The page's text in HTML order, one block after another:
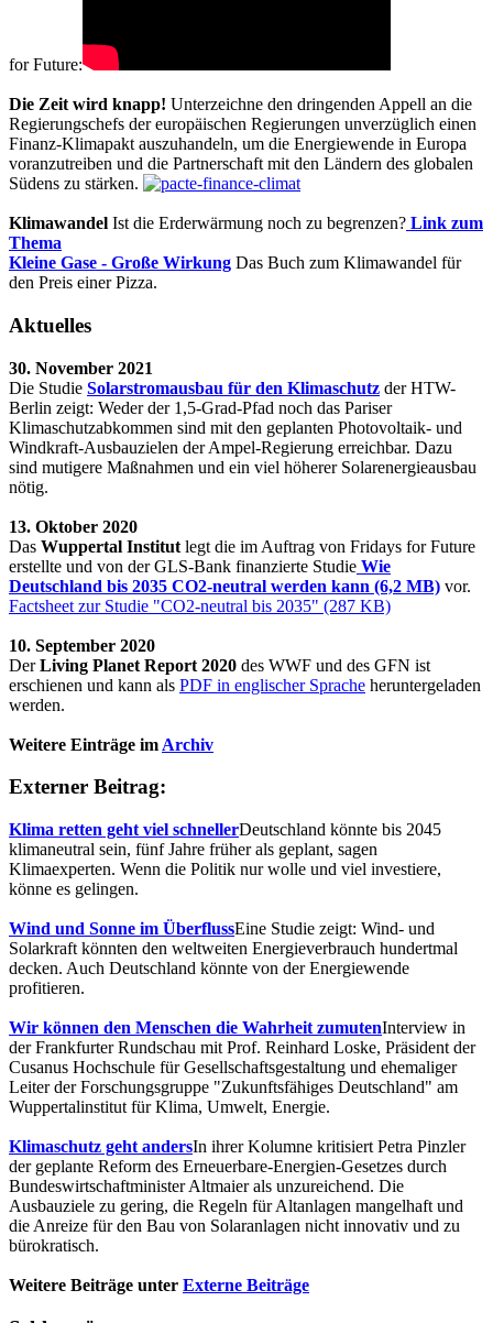
for Future:
Die Zeit wird knapp! Unterzeichne den dringenden Appell an die
Regierungschefs der europäischen Regierungen unverzüglich einen
Finanz-Klimapakt auszuhandeln, um die Energiewende in Europa
voranzutreiben und die Partnerschaft mit den Ländern des globalen
Südens zu stärken.
Klimawandel Ist die Erderwärmung noch zu begrenzen? Link zum
Thema
Kleine Gase - Große Wirkung Das Buch zum Klimawandel für
den Preis einer Pizza.
Aktuelles
30. November 2021
Die Studie Solarstromausbau für den Klimaschutz der HTW-
Berlin zeigt: Weder der 1,5-Grad-Pfad noch das Pariser
Klimaschutzabkommen sind mit den geplanten Photovoltaik- und
Windkraft-Ausbauzielen der Ampel-Regierung erreichbar. Dazu
sind mutigere Maßnahmen und ein viel höherer Solarenergieausbau
nötig.
13. Oktober 2020
Das Wuppertal Institut legt die im Auftrag von Fridays for Future
erstellte und von der GLS-Bank finanzierte Studie Wie
Deutschland bis 2035 CO2-neutral werden kann (6,2 MB) vor.
Factsheet zur Studie "CO2-neutral bis 2035" (287 KB)
10. September 2020
DerLiving Planet Report 2020 des WWF und des GFN ist
erschienen und kann als PDF in englischer Sprache heruntergeladen
werden.
Weitere Einträge im Archiv
Externer Beitrag:
Klima retten geht viel schnellerDeutschland könnte bis 2045
klimaneutral sein, fünf Jahre früher als geplant, sagen
Klimaexperten. Wenn die Politik nur wolle und viel investiere,
könne es gelingen.
Wind und Sonne im ÜberflussEine Studie zeigt: Wind- und
Solarkraft könnten den weltweiten Energieverbrauch hundertmal
decken. Auch Deutschland könnte von der Energiewende
profitieren.
Wir können den Menschen die Wahrheit zumutenInterview in
der Frankfurter Rundschau mit Prof. Reinhard Loske, Präsident der
Cusanus Hochschule für Gesellschaftsgestaltung und ehemaliger
Leiter der Forschungsgruppe "Zukunftsfähiges Deutschland" am
Wuppertalinstitut für Klima, Umwelt, Energie.
Klimaschutz geht andersIn ihrer Kolumne kritisiert Petra Pinzler
der geplante Reform des Erneuerbare-Energien-Gesetzes durch
Bundeswirtschaftminister Altmaier als unzureichend. Die
Ausbauziele zu gering, die Regeln für Altanlagen mangelhaft und
die Anreize für den Bau von Solaranlagen nicht innovativ und zu
bürokratisch.
Weitere Beiträge unter Externe Beiträge